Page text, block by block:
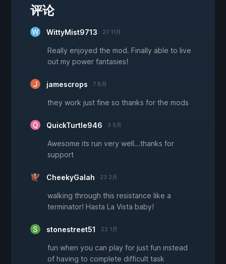
评论
WittyMist9713 27 11月
Really enjoyed the mod. Finally able to live
out my power fantasies!
jamescrops 7 8月
they work just fine so thanks for the mods
QuickTurtle946 3 5月
Awesome its run very well...thanks for
support
CheekyGalah 23 2月
walking through this resistance like a
terminator! Hasta La Vista baby!
stonestreet51 22 1月
fun when you can play for just fun instead
of having to complete difficult task